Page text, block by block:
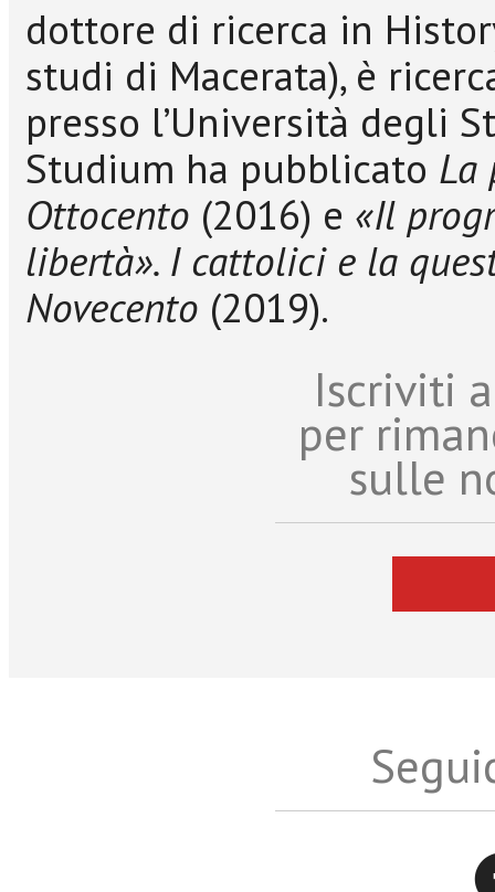
dottore di ricerca in
studi di Macerata), è
presso l’Università degli
Studium ha pubblicato La
Ottocento (2016) e «Il
libertà». I cattolici e la
Novecento (2019).
Iscriviti
per
sulle